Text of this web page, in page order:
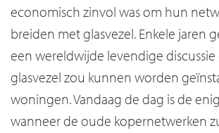
economisch zinvol was om hun
breiden met glasvezel. Enkele jaren
een wereldwijde levendige
glasvezel zou kunnen worden
woningen. Vandaag de dag is de
wanneer de oude kopernetwerken